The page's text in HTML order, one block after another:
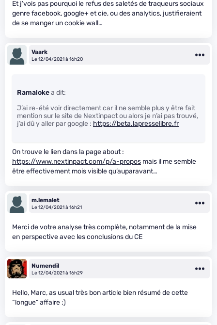
Et j’vois pas pourquoi le refus des saletés de traqueurs sociaux
genre facebook, google+ et cie, ou des analytics, justifieraient
de se manger un cookie wall…
Vaark
Le 12/04/2021 à 16h20
Ramalokea dit:
J’ai re-été voir directement car il ne semble plus y être fait
mention sur le site de Nextinpact ou alors je n’ai pas trouvé,
j’ai dû y aller par google : https://beta.lapresselibre.fr
On trouve le lien dans la page about :
https://www.nextinpact.com/p/a-propos mais il me semble
être effectivement mois visible qu’auparavant…
m.lemalet
Le 12/04/2021 à 16h21
Merci de votre analyse très complète, notamment de la mise
en perspective avec les conclusions du CE
Numendil
Le 12/04/2021 à 16h29
Hello, Marc, as usual très bon article bien résumé de cette
“longue” affaire ;)